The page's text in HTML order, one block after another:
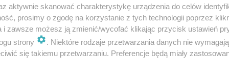
na bardzo popularnym portalu
posty dotyczące sprzedaży na portalu
odbierając towar i płacąc za niego
na fikcyjne dane i jego szybkie usunięcie
aktywnie skanować charakterystykę urządzenia do celów
prosimy o zgodę na korzystanie z tych technologii poprzez
i zawsze możesz ją zmienić/wycofać klikając przycisk ustawień
strony
. Niektóre rodzaje przetwarzania danych nie
się takiemu przetwarzaniu. Preferencje będą miały